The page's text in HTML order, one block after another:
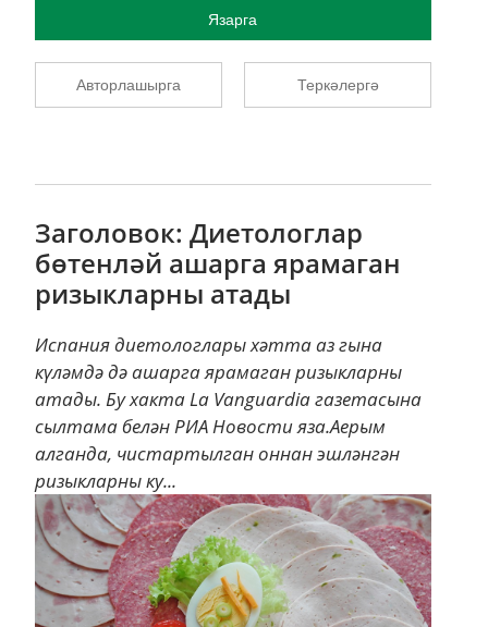
Язарга
Авторлашырга Теркәлергә
Заголовок: Диетологлар
бөтенләй ашарга ярамаган
ризыкларны атады
Испания диетологлары хәтта аз гына
күләмдә дә ашарга ярамаган ризыкларны
атады. Бу хакта La Vanguardia газетасына
сылтама белән РИА Новости яза.Аерым
алганда, чистартылган оннан эшләнгән
ризыкларны ку...